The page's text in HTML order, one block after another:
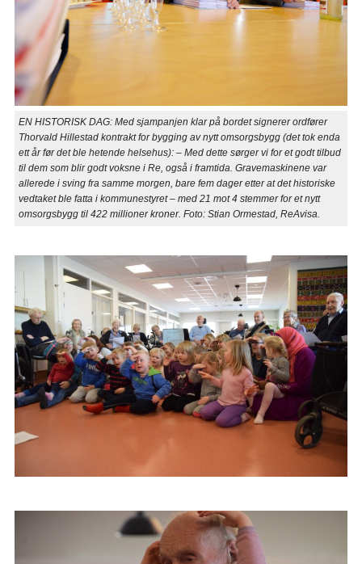
EN HISTORISK DAG: Med sjampanjen klar på bordet signerer ordfører
Thorvald Hillestad kontrakt for bygging av nytt omsorgsbygg (det tok enda
ett år før det ble hetende helsehus): – Med dette sørger vi for et godt tilbud
til dem som blir godt voksne i Re, også i framtida. Gravemaskinene var
allerede i sving fra samme morgen, bare fem dager etter at det historiske
vedtaket ble fatta i kommunestyret – med 21 mot 4 stemmer for et nytt
omsorgsbygg til 422 millioner kroner. Foto: Stian Ormestad, ReAvisa.